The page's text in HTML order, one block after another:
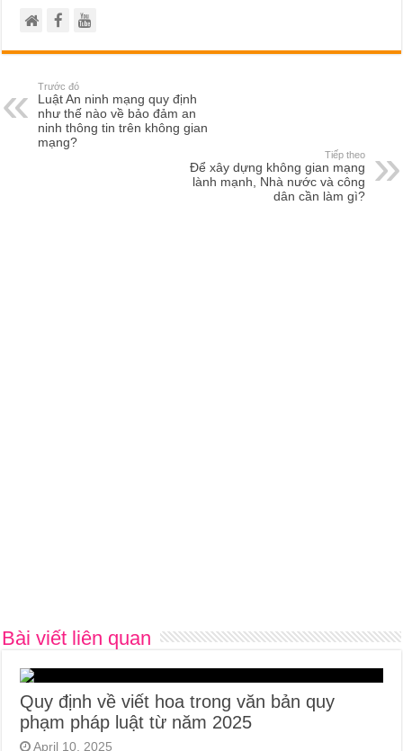
Trước đó
Luật An ninh mạng quy định
như thế nào về bảo đảm an
ninh thông tin trên không gian
mạng?
Tiếp theo
Để xây dựng không gian mạng
lành mạnh, Nhà nước và công
dân cần làm gì?
Bài viết liên quan
Quy định về viết hoa trong văn bản quy
phạm pháp luật từ năm 2025
April 10, 2025